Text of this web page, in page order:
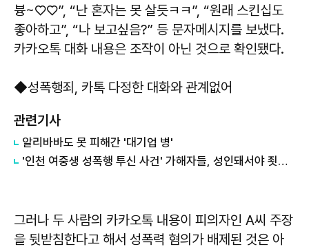
븅~♡♡”, “난 혼자는 못 살듯ㅋㅋ”, “원래 스킨십도
좋아하고”, “나 보고싶음?” 등 문자메시지를 보냈다.
카카오톡 대화 내용은 조작이 아닌 것으로 확인됐다.
◆성폭행죄, 카톡 다정한 대화와 관계없어
관련기사
알리바바도 못 피해간 '대기업 병'
'인천 여중생 성폭행 투신 사건' 가해자들, 성인돼서야 죗값 받아
그러나 두 사람의 카카오톡 내용이 피의자인 A씨 주장
을 뒷받침한다고 해서 성폭력 혐의가 배제된 것은 아